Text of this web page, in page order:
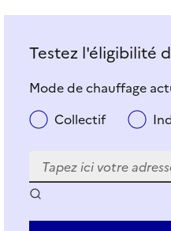
Testez l'éligibilité
Mode de chauffage
Collectif